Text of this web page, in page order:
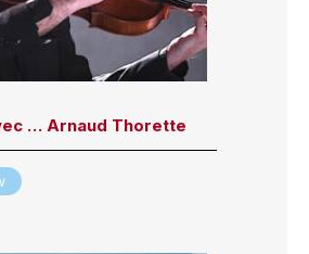
… Arnaud Thorette